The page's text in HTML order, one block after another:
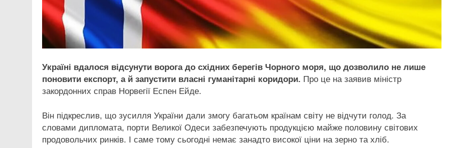
Україні вдалося відсунути ворога до східних берегів Чорного моря, що дозволило не лише
поновити експорт, а й запустити власні гуманітарні коридори. Про це на заявив міністр
закордонних справ Норвегії Еспен Ейде.
Він підкреслив, що зусилля України дали змогу багатьом країнам світу не відчути голод. За
словами дипломата, порти Великої Одеси забезпечують продукцією майже половину світових
продовольчих ринків. І саме тому сьогодні немає занадто високої ціни на зерно та хліб.